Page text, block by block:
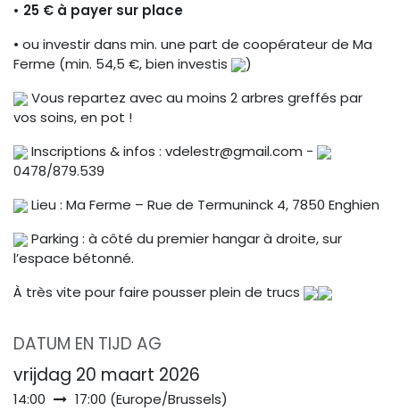
• 25 € à payer sur place
• ou investir dans min. une part de coopérateur de Ma
Ferme (min. 54,5 €, bien investis
)
Vous repartez avec au moins 2 arbres greffés par
vos soins, en pot !
Inscriptions & infos : vdelestr@gmail.com -
0478/879.539
Lieu : Ma Ferme – Rue de Termuninck 4, 7850 Enghien
Parking : à côté du premier hangar à droite, sur
l’espace bétonné.
À très vite pour faire pousser plein de trucs
DATUM EN TIJD AG
vrijdag 20 maart 2026
14:00 17:00 (Europe/Brussels)